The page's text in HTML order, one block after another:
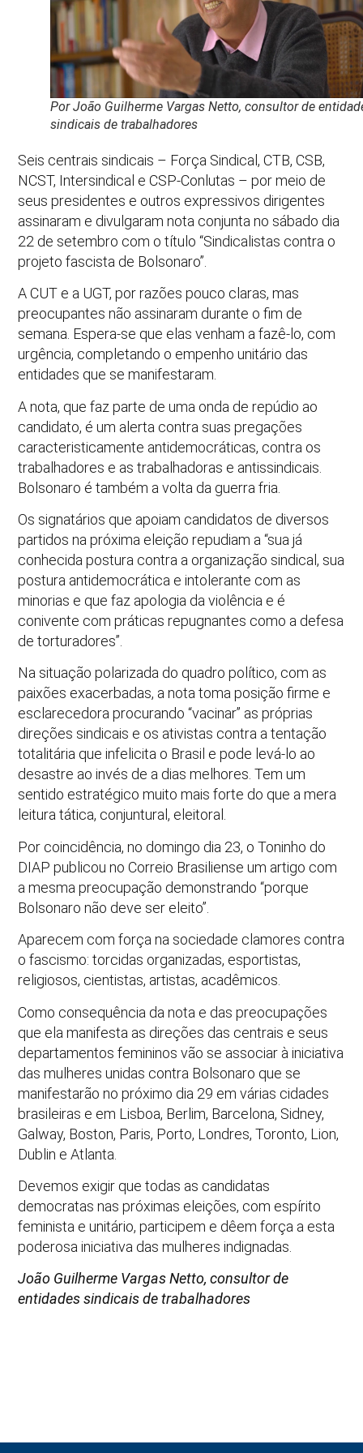
Por João Guilherme Vargas Netto, consultor de
sindicais de trabalhadores
Seis centrais sindicais – Força Sindical, CTB, CSB,
NCST, Intersindical e CSP-Conlutas – por meio de
seus presidentes e outros expressivos dirigentes
assinaram e divulgaram nota conjunta no sábado dia
22 de setembro com o título “Sindicalistas contra o
projeto fascista de Bolsonaro”.
A CUT e a UGT, por razões pouco claras, mas
preocupantes não assinaram durante o fim de
semana. Espera-se que elas venham a fazê-lo, com
urgência, completando o empenho unitário das
entidades que se manifestaram.
A nota, que faz parte de uma onda de repúdio ao
candidato, é um alerta contra suas pregações
caracteristicamente antidemocráticas, contra os
trabalhadores e as trabalhadoras e antissindicais.
Bolsonaro é também a volta da guerra fria.
Os signatários que apoiam candidatos de diversos
partidos na próxima eleição repudiam a “sua já
conhecida postura contra a organização sindical, sua
postura antidemocrática e intolerante com as
minorias e que faz apologia da violência e é
conivente com práticas repugnantes como a defesa
de torturadores”.
Na situação polarizada do quadro político, com as
paixões exacerbadas, a nota toma posição firme e
esclarecedora procurando “vacinar” as próprias
direções sindicais e os ativistas contra a tentação
totalitária que infelicita o Brasil e pode levá-lo ao
desastre ao invés de a dias melhores. Tem um
sentido estratégico muito mais forte do que a mera
leitura tática, conjuntural, eleitoral.
Por coincidência, no domingo dia 23, o Toninho do
DIAP publicou no Correio Brasiliense um artigo com
a mesma preocupação demonstrando “porque
Bolsonaro não deve ser eleito”.
Aparecem com força na sociedade clamores contra
o fascismo: torcidas organizadas, esportistas,
religiosos, cientistas, artistas, acadêmicos.
Como consequência da nota e das preocupações
que ela manifesta as direções das centrais e seus
departamentos femininos vão se associar à iniciativa
das mulheres unidas contra Bolsonaro que se
manifestarão no próximo dia 29 em várias cidades
brasileiras e em Lisboa, Berlim, Barcelona, Sidney,
Galway, Boston, Paris, Porto, Londres, Toronto, Lion,
Dublin e Atlanta.
Devemos exigir que todas as candidatas
democratas nas próximas eleições, com espírito
feminista e unitário, participem e dêem força a esta
poderosa iniciativa das mulheres indignadas.
João Guilherme Vargas Netto, consultor de
entidades sindicais de trabalhadores